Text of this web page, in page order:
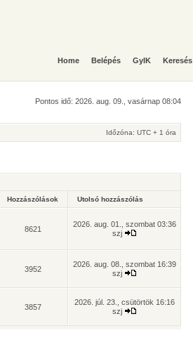
Home Belépés GyIK Keresés
Pontos idő: 2026. aug. 09., vasárnap 08:04
Időzóna: UTC + 1 óra
Hozzászólások Utolsó hozzászólás
8621
2026. aug. 01., szombat 03:36
szj
3952
2026. aug. 08., szombat 16:39
szj
3857
2026. júl. 23., csütörtök 16:16
szj